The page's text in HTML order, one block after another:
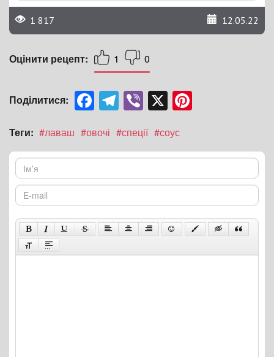
1 817 12.05.22
Оцінити рецепт: 1 0
Поділитися: FacebookTelegramViber X
Теги: #лаваш #овочі #спеції #соус